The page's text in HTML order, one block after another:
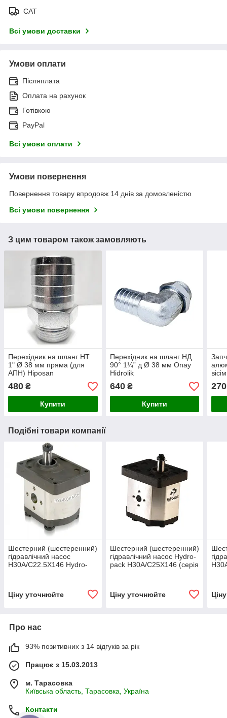
САТ
Всі умови доставки
Умови оплати
Післяплата
Оплата на рахунок
Готівкою
PayPal
Всі умови оплати
Умови повернення
Повернення товару впродовж 14 днів за домовленістю
Всі умови повернення
З цим товаром також замовляють
Перехідник на шланг НТ
1" Ø 38 мм пряма (для
АПН) Hiposan
480 ₴
Купити
Перехідник на шланг НД
90° 1¼” д Ø 38 мм Onay
Hidrolik
640₴
Купити
270
Подібні товари компанії
Шестерний (шестеренний)
гідравлічний насос
H30A/C22.5X146 Hydro-
Ціну уточнюйте
Шестерний (шестеренний)
гідравлічний насос Hydro-
pack H30A/C25X146 (серія
Ціну уточнюйте
Про нас
93% позитивних з 14 відгуків за рік
Працює з 15.03.2013
м. Тарасовка
Київська область, Тарасовка, Україна
Контакти